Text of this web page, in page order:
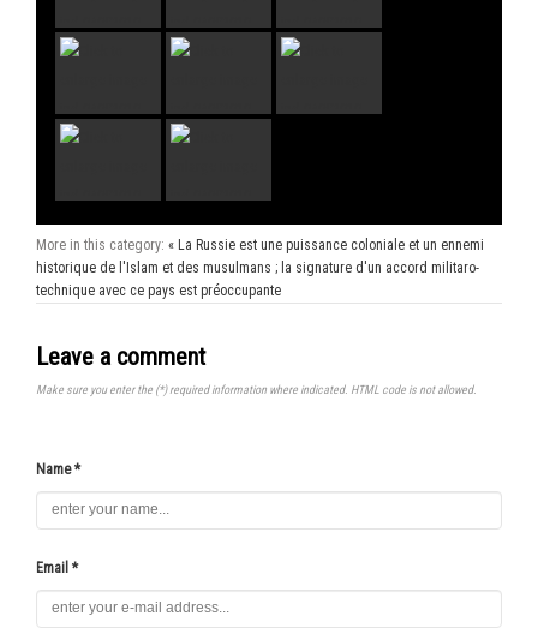
More in this category: « La Russie est une puissance coloniale et un ennemi
historique de l'Islam et des musulmans ; la signature d'un accord militaro-
technique avec ce pays est préoccupante
Leave a comment
Make sure you enter the (*) required information where indicated. HTML code is not allowed.
Name *
Email *